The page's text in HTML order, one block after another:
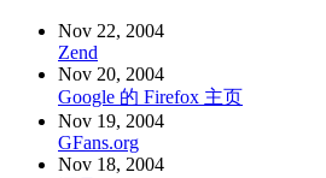
Nov 22, 2004
Zend
Nov 20, 2004
Google 的 Firefox 主页
Nov 19, 2004
GFans.org
Nov 18, 2004